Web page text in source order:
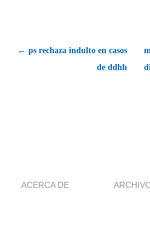
← ps rechaza indulto en casos
de ddhh
ACERCA DE